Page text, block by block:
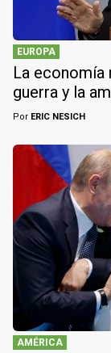
EUROPA
La economía
guerra y la
Por ERIC NESICH
AMÉRICA